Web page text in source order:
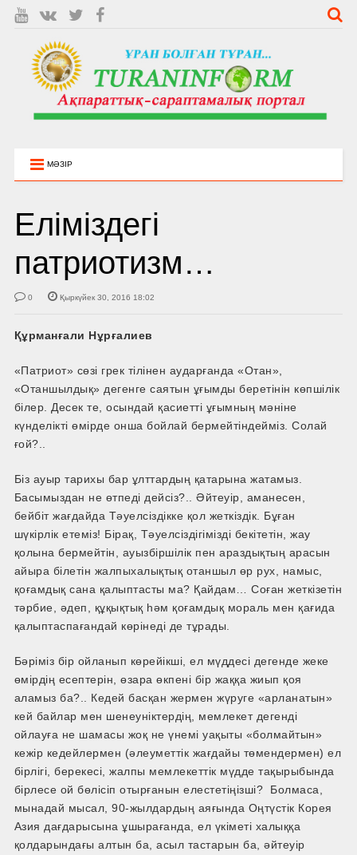
МӘЗІР
Еліміздегі
патриотизм…
0 Қыркүйек 30, 2016 18:02
Құрманғали Нұрғалиев
«Патриот» сөзі грек тілінен аударғанда «Отан»,
«Отаншылдық» дегенге саятын ұғымды беретінін көпшілік
білер. Десек те, осындай қасиетті ұғымның мәніне
күнделікті өмірде онша бойлай бермейтіндейміз. Солай
ғой?..
Біз ауыр тарихы бар ұлттардың қатарына жатамыз.
Басымыздан не өтпеді дейсіз?.. Әйтеуір, аман­есен,
бейбіт жағдайда Тәуелсіздікке қол жеткіздік. Бұған
шүкірлік етеміз! Бірақ, Тәуелсіздігімізді бекітетін, жау
қолына бермейтін, ауызбіршілік пен араздықтың арасын
айыра білетін жалпыхалықтық отаншыл өр рух, намыс,
қоғамдық сана қалыптасты ма? Қайдам… Соған жеткізетін
тәрбие, әдеп, құқықтық һәм қоғамдық мораль мен қағида
қалыптаспағандай көрінеді де тұрады.
Бәріміз бір ойланып көрейікші, ел мүддесі дегенде жеке
өмірдің есептерін, өзара өкпені бір жаққа жиып қоя
аламыз ба?.. Кедей басқан жермен жүруге «арланатын»
кей байлар мен шенеуніктердің, мемлекет дегенді
ойлауға не шамасы жоқ не үнемі уақыты «болмайтын»
кежір кедейлермен (әлеуметтік жағдайы төмендермен) ел
бірлігі, берекесі, жалпы мемлекеттік мүдде тақырыбында
бірлесе ой бөлісіп отырғанын елестетіңізші? Болмаса,
мынадай мысал, 90-жылдардың аяғында Оңтүстік Корея
Азия дағдарысына ұшырағанда, ел үкіметі халыққа
қолдарындағы алтын ба, асыл тастарын ба, әйтеуір